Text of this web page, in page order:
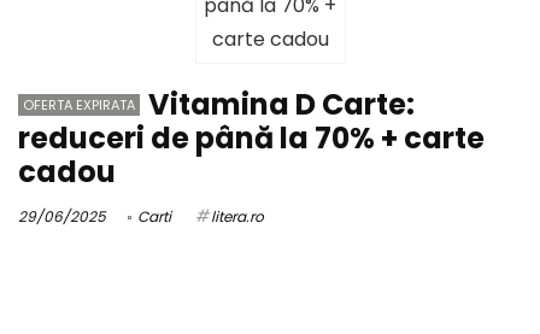
OFERTA EXPIRATA
Vitamina D Carte:
reduceri de până la 70% + carte
cadou
29/06/2025 Carti litera.ro